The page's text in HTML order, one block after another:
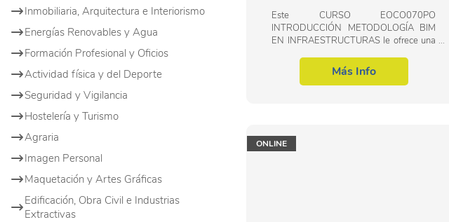
Inmobiliaria, Arquitectura e Interiorismo
Energías Renovables y Agua
Formación Profesional y Oficios
Actividad física y del Deporte
Seguridad y Vigilancia
Hostelería y Turismo
Agraria
Imagen Personal
Maquetación y Artes Gráficas
Edificación, Obra Civil e Industrias
Extractivas
Este CURSO EOCO070PO
INTRODUCCIÓN METODOLOGÍA BIM
EN INFRAESTRUCTURAS le ofrece una
dentro de la Familia Profesional de
Edificación y obra civil. Con este...
Más Info
ONLINE